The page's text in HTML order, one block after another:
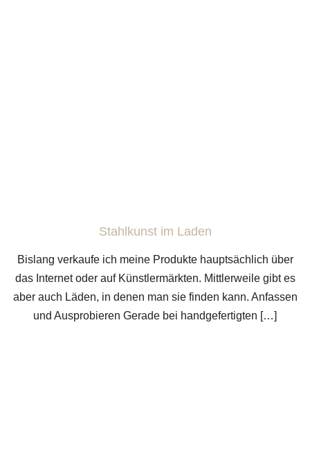
Stahlkunst im Laden
Bislang verkaufe ich meine Produkte hauptsächlich über
das Internet oder auf Künstlermärkten. Mittlerweile gibt es
aber auch Läden, in denen man sie finden kann. Anfassen
und Ausprobieren Gerade bei handgefertigten […]